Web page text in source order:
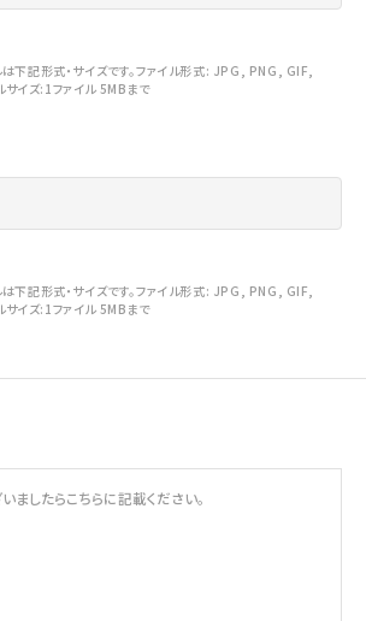
は下記形式・サイズです。ファイル形式: JPG, PNG, GIF,
イズ:1ファイル 5MBまで
は下記形式・サイズです。ファイル形式: JPG, PNG, GIF,
イズ:1ファイル 5MBまで